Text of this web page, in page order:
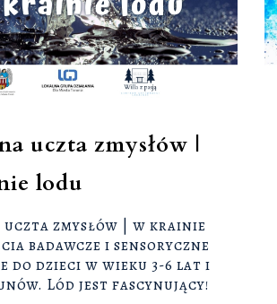
uczta zmysłów |
lodu
zmysłów | w krainie
badawcze i sensoryczne
do dzieci w wieku 3-6 lat i
Lód jest fascynujący!